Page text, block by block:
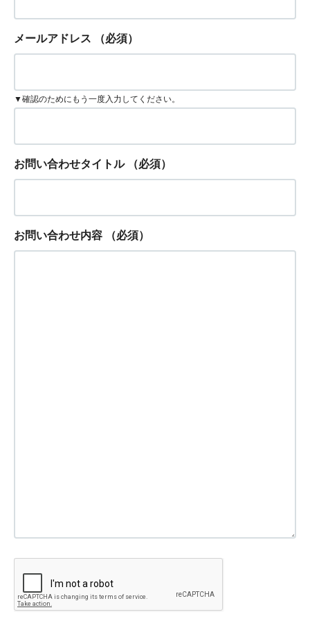
メールアドレス （必須）
▼確認のためにもう一度入力してください。
お問い合わせタイトル （必須）
お問い合わせ内容 （必須）